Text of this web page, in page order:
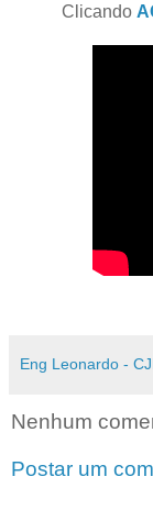
Clicando
Eng Leonardo -
Nenhum
Postar um